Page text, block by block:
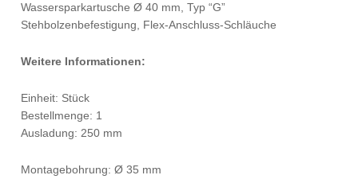
Wassersparkartusche Ø 40 mm, Typ “G”
Stehbolzenbefestigung, Flex-Anschluss-Schläuche
Weitere Informationen:
Einheit: Stück
Bestellmenge: 1
Ausladung: 250 mm
Montagebohrung: Ø 35 mm